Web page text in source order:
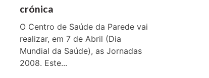
crónica
O Centro de Saúde da Parede vai
realizar, em 7 de Abril (Dia
Mundial da Saúde), as Jornadas
2008. Este...